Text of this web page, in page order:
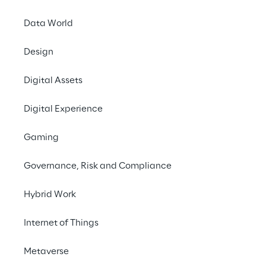
Data World
Design
Digital Assets
Digital Experience
Gaming
Governance, Risk and Compliance
Hybrid Work
Internet of Things
Metaverse
Ein
Cloud?
großen
Liquid